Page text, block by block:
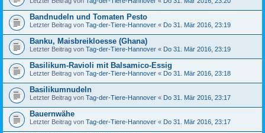
Bandnudeln und Tomaten Pesto
Letzter Beitrag von Tag-der-Tiere-Hannover « Do 31. Mär 2016, 23:19
Banku, Maisbreikloesse (Ghana)
Letzter Beitrag von Tag-der-Tiere-Hannover « Do 31. Mär 2016, 23:19
Basilikum-Ravioli mit Balsamico-Essig
Letzter Beitrag von Tag-der-Tiere-Hannover « Do 31. Mär 2016, 23:18
Basilikumnudeln
Letzter Beitrag von Tag-der-Tiere-Hannover « Do 31. Mär 2016, 23:17
Bauernwähe
Letzter Beitrag von Tag-der-Tiere-Hannover « Do 31. Mär 2016, 23:17